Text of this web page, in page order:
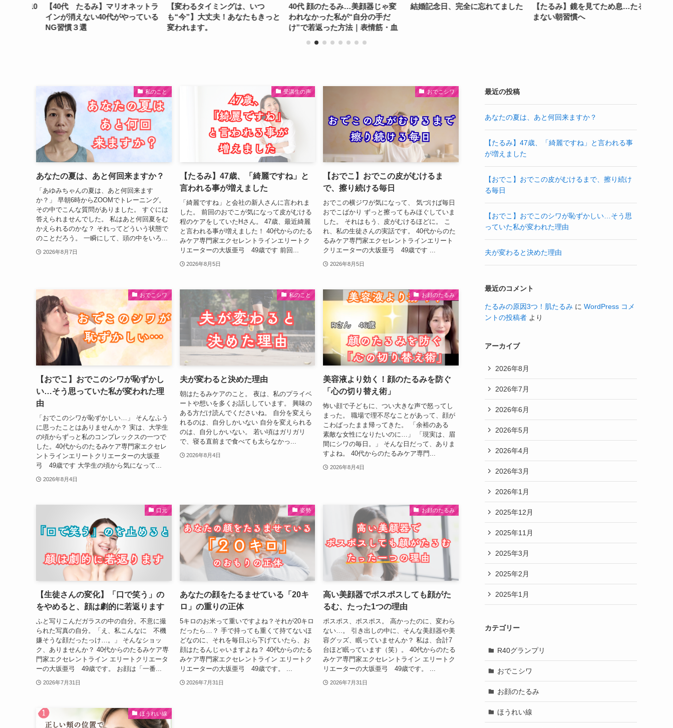
【40代 たるみ】マリオネットラ
インが消えない40代がやっている
NG習慣３選
【変わるタイミングは、いつ
も“今”】大丈夫！あなたもきっと
変われます。
40代 顔のたるみ…美顔器じゃ変
われなかった私が“自分の手だ
け”で若返った方法｜表情筋・血
結婚記念日、完全に忘れてました
【たるみ】鏡を見てため息…たる
まない朝習慣へ
私のこと
あなたの夏は、あと何回来ますか？
「あゆみちゃんの夏は、あと何回来ます
か？」 早朝6時からZOOMでトレーニング。
その中でこんな質問がありました。 すぐには
答えられませんでした。 私はあと何回夏をむ
かえられるのかな？ それってどういう状態で
のことだろう。 一瞬にして、頭の中をいろ...
2026年8月7日
受講生の声
【たるみ】47歳、「綺麗ですね」と
言われる事が増えました
「綺麗ですね」と会社の新人さんに言われま
した。 前回のおでこが気になって皮がむける
程のケアをしていたHさん。 47歳、最近綺麗
と言われる事が増えました！ 40代からのたる
みケア専門家エクセレントラインエリートク
リエーターの大坂亜弓 49歳です 前回...
2026年8月5日
おでこシワ
【おでこ】おでこの皮がむけるま
で、擦り続ける毎日
おでこの横ジワが気になって、 気づけば毎日
おでこばかり ずっと擦ってもみほぐしていま
した。 それはもう、皮がむけるほどに。 こ
れ、私の生徒さんの実話です。 40代からのた
るみケア専門家エクセレントラインエリート
クリエーターの大坂亜弓 49歳です ...
2026年8月5日
おでこシワ
【おでこ】おでこのシワが恥ずかし
い…そう思っていた私が変われた理
由
「おでこのシワが恥ずかしい…」 そんなふう
に思ったことはありませんか？ 実は、大学生
の頃からずっと私のコンプレックスの一つで
した。40代からのたるみケア専門家エクセレ
ントラインエリートクリエーターの大坂亜
弓 49歳です 大学生の頃から気になって...
2026年8月4日
私のこと
夫が変わると決めた理由
朝はたるみケアのこと。 夜は、私のプライベ
ートや想いを多くお話ししています。 興味の
ある方だけ読んでくださいね。 自分を変えら
れるのは、自分しかいない 自分を変えられる
のは、自分しかいない。 若い頃はガリガリ
で、寝る直前まで食べても太らなかっ...
2026年8月4日
お顔のたるみ
美容液より効く！顔のたるみを防ぐ
「心の切り替え術」
怖い顔で子どもに、つい大きな声で怒ってし
まった。 職場で理不尽なことがあって、顔が
こわばったまま帰ってきた。 「余裕のある
素敵な女性になりたいのに…」 「現実は、眉
間にシワの毎日。」 そんな日だって、ありま
すよね。 40代からのたるみケア専門...
2026年8月4日
口元
【生徒さんの変化】「口で笑う」の
をやめると、顔は劇的に若返ります
ふと写りこんだガラスの中の自分。不意に撮
られた写真の自分。「え、私こんなに 不機
嫌そうな顔だったっけ…。」 そんなショッ
ク、ありませんか？ 40代からのたるみケア専
門家エクセレントライン エリートクリエータ
ーの大坂亜弓 49歳です。 お顔は「一番...
2026年7月31日
姿勢
あなたの顔をたるませている「20キ
ロ」の重りの正体
5キロのお米って重いですよね？それが20キロ
だったら…？ 手で持っても重くて持てないほ
どなのに、それを毎日ぶら下げていたら、お
顔はたるんじゃいますよね？ 40代からのたる
みケア専門家エクセレントライン エリートク
リエーターの大坂亜弓 49歳です。 ...
2026年7月31日
お顔のたるみ
高い美顔器でポスポスしても顔がた
るむ、たった1つの理由
ポスポス、ポスポス。 高かったのに、変わら
ない…。 引き出しの中に、そんな美顔器や美
容グッズ、眠っていませんか？ 私は、合計7
台ほど眠っています（笑）。 40代からのたる
みケア専門家エクセレントライン エリートク
リエーターの大坂亜弓 49歳です。 ...
2026年7月31日
ほうれい線
最近の投稿
あなたの夏は、あと何回来ますか？
【たるみ】47歳、「綺麗ですね」と言われる事
が増えました
【おでこ】おでこの皮がむけるまで、擦り続け
る毎日
【おでこ】おでこのシワが恥ずかしい…そう思
っていた私が変われた理由
夫が変わると決めた理由
最近のコメント
たるみの原因3つ！肌たるみ に WordPress コメ
ントの投稿者 より
アーカイブ
2026年8月
2026年7月
2026年6月
2026年5月
2026年4月
2026年3月
2026年1月
2025年12月
2025年11月
2025年3月
2025年2月
2025年1月
カテゴリー
R40グランプリ
おでこシワ
お顔のたるみ
ほうれい線